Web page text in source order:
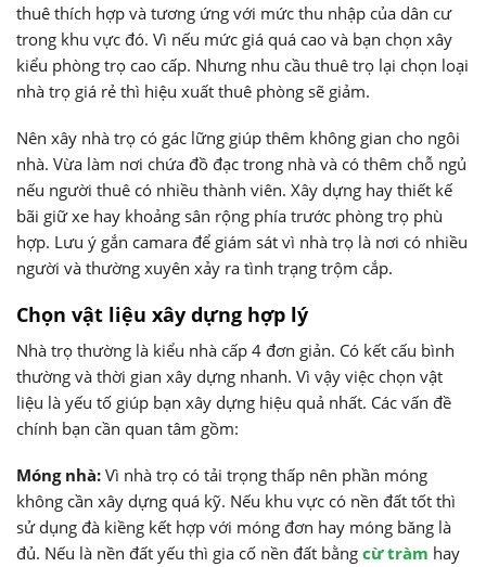
thuê thích hợp và tương ứng với mức thu nhập của dân cư
trong khu vực đó. Vì nếu mức giá quá cao và bạn chọn xây
kiểu phòng trọ cao cấp. Nhưng nhu cầu thuê trọ lại chọn loại
nhà trọ giá rẻ thì hiệu xuất thuê phòng sẽ giảm.
Nên xây nhà trọ có gác lững giúp thêm không gian cho ngôi
nhà. Vừa làm nơi chứa đồ đạc trong nhà và có thêm chỗ ngủ
nếu người thuê có nhiều thành viên. Xây dựng hay thiết kế
bãi giữ xe hay khoảng sân rộng phía trước phòng trọ phù
hợp. Lưu ý gắn camara để giám sát vì nhà trọ là nơi có nhiều
người và thường xuyên xảy ra tình trạng trộm cắp.
Chọn vật liệu xây dựng hợp lý
Nhà trọ thường là kiểu nhà cấp 4 đơn giản. Có kết cấu bình
thường và thời gian xây dựng nhanh. Vì vậy việc chọn vật
liệu là yếu tố giúp bạn xây dựng hiệu quả nhất. Các vấn đề
chính bạn cần quan tâm gồm:
Móng nhà: Vì nhà trọ có tải trọng thấp nên phần móng
không cần xây dựng quá kỹ. Nếu khu vực có nền đất tốt thì
sử dụng đà kiềng kết hợp với móng đơn hay móng băng là
đủ. Nếu là nền đất yếu thì gia cố nền đất bằng cừ tràm hay